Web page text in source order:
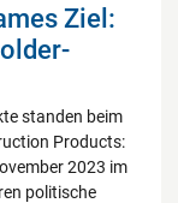
Ziel:
standen beim
Products:
2023 im
politische